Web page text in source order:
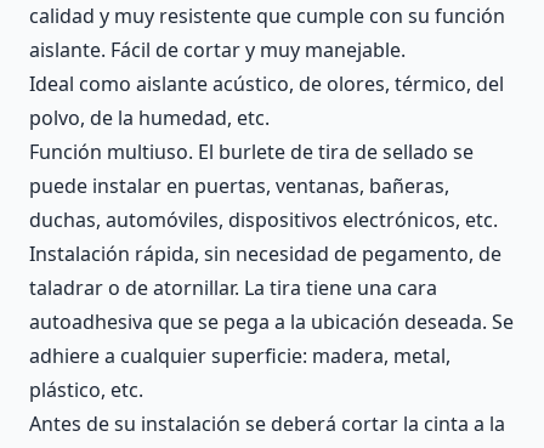
calidad y muy resistente que cumple con su función
aislante. Fácil de cortar y muy manejable.
Ideal como aislante acústico, de olores, térmico, del
polvo, de la humedad, etc.
Función multiuso. El burlete de tira de sellado se
puede instalar en puertas, ventanas, bañeras,
duchas, automóviles, dispositivos electrónicos, etc.
Instalación rápida, sin necesidad de pegamento, de
taladrar o de atornillar. La tira tiene una cara
autoadhesiva que se pega a la ubicación deseada. Se
adhiere a cualquier superficie: madera, metal,
plástico, etc.
Antes de su instalación se deberá cortar la cinta a la